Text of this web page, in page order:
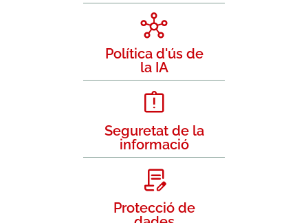
Política d'ús de
la IA
Seguretat de la
informació
Protecció de